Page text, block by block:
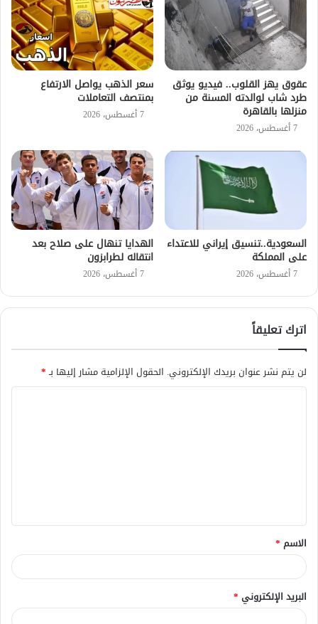
عقوق يهز القلوب.. فيديو يوثق
طرد شاب لوالدته المسنة من
منزلها بالقاهرة
7 أغسطس، 2026
سعر الذهب يواصل الارتفاع
بمنتصف التعاملات
7 أغسطس، 2026
السعودية..تنسيق إيراني للاعتداء
على المملكة
7 أغسطس، 2026
الهدايا تنهال على صلاح بعد
انتقاله لطرابزون
7 أغسطس، 2026
اترك تعليقاً
لن يتم نشر عنوان بريدك الإلكتروني. الحقول الإلزامية مشار إليها بـ*
ق
*
الاسم *
البريد الإلكتروني *